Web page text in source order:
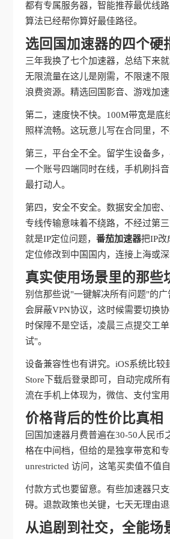
都有专属服务器，智能推荐最优线
算法已经帮你算好最佳路径。
选回国加速器的四个硬
三年我换了七个加速器，总结下来
无限流量在这儿是刚需，不限速不
浪费资源。精选回国影音、游戏加
第二，速度快不快。100M带宽是底
照样流畅。这玩意儿写在合同里，
第三，平台全不全。留学生设备多
一个账号四端同时在线，手机刷抖
最打动人。
第四，安全不安全。数据安全加密
专线传输意味着不绕路，不经过第
就是IP定位问题， 番茄加速器把IP改
定位修改到中国国内，连接上海或
真实使用场景里的那些
别信那些说"一键解决所有问题"的
会屏蔽VPN协议，这时候需要切换
时保障不是空话，凌晨三点提交工
试"。
设备兼容性也有讲究。iOS系统比较
Store下载后登录即可，自动完成所
流在手机上体现为，微信、支付宝
价格背后的性价比真相
回国加速器月费普遍在30-50人民币
格在中间档，但给的是独享带宽和
unrestricted 访问，这笔买卖值不值自
付款方式也要留意。有些加速器只
碍。退款政策也关键，七天无理由
从追剧到社交，全能场